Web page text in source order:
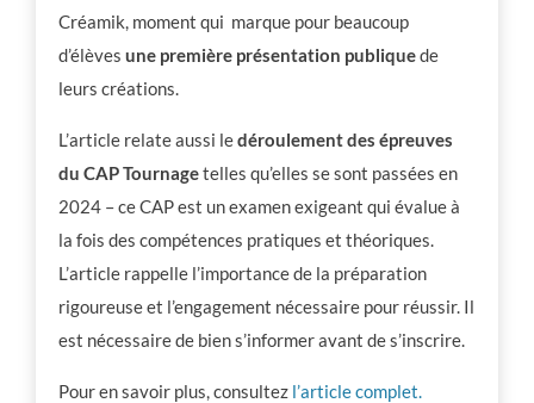
Créamik, moment qui marque pour beaucoup
d’élèvesune première présentation publiquede
leurs créations.
L’article relate aussi ledéroulement des épreuves
du CAP Tournagetelles qu’elles se sont passées en
2024 – ce CAP est un examen exigeant qui évalue à
la fois des compétences pratiques et théoriques.
L’article rappelle l’importance de la préparation
rigoureuse et l’engagement nécessaire pour réussir. Il
est nécessaire de bien s’informer avant de s’inscrire.
Pour en savoir plus, consultez l’article complet.